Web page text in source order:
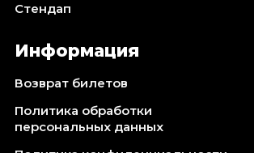
Декабрь 2026
Площадки
Стендап
Информация
Возврат билетов
Политика обработки
персональных данных